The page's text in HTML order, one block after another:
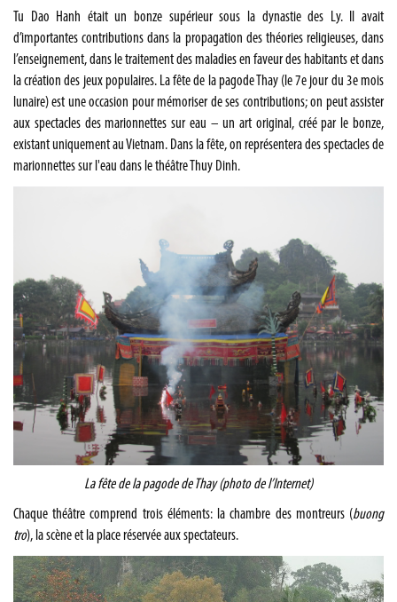
Tu Dao Hanh était un bonze supérieur sous la dynastie des Ly. Il avait
d’importantes contributions dans la propagation des théories religieuses, dans
l’enseignement, dans le traitement des maladies en faveur des habitants et dans
la création des jeux populaires. La fête de la pagode Thay (le 7e jour du 3e mois
lunaire) est une occasion pour mémoriser de ses contributions; on peut assister
aux spectacles des marionnettes sur eau – un art original, créé par le bonze,
existant uniquement au Vietnam. Dans la fête, on représentera des spectacles de
marionnettes sur l'eau dans le théâtre Thuy Dinh.
La fête de la pagode de Thay (photo de l’Internet)
Chaque théâtre comprend trois éléments: la chambre des montreurs (buong
tro), la scène et la place réservée aux spectateurs.